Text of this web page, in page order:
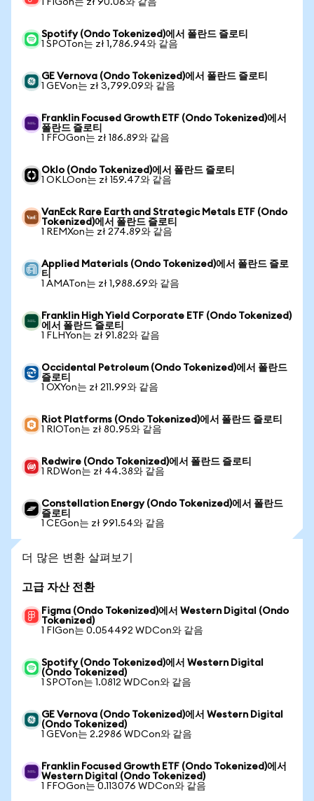
1 FIGon는 zł 90.06와 같음
Spotify (Ondo Tokenized)에서 폴란드 즐로티
1 SPOTon는 zł 1,786.94와 같음
GE Vernova (Ondo Tokenized)에서 폴란드 즐로티
1 GEVon는 zł 3,799.09와 같음
Franklin Focused Growth ETF (Ondo Tokenized)에서
폴란드 즐로티
1 FFOGon는 zł 186.89와 같음
Oklo (Ondo Tokenized)에서 폴란드 즐로티
1 OKLOon는 zł 159.47와 같음
VanEck Rare Earth and Strategic Metals ETF (Ondo
Tokenized)에서 폴란드 즐로티
1 REMXon는 zł 274.89와 같음
Applied Materials (Ondo Tokenized)에서 폴란드 즐로
티
1 AMATon는 zł 1,988.69와 같음
Franklin High Yield Corporate ETF (Ondo Tokenized)
에서 폴란드 즐로티
1 FLHYon는 zł 91.82와 같음
Occidental Petroleum (Ondo Tokenized)에서 폴란드
즐로티
1 OXYon는 zł 211.99와 같음
Riot Platforms (Ondo Tokenized)에서 폴란드 즐로티
1 RIOTon는 zł 80.95와 같음
Redwire (Ondo Tokenized)에서 폴란드 즐로티
1 RDWon는 zł 44.38와 같음
Constellation Energy (Ondo Tokenized)에서 폴란드
즐로티
1 CEGon는 zł 991.54와 같음
더 많은 변환 살펴보기
고급 자산 전환
Figma (Ondo Tokenized)에서 Western Digital (Ondo
Tokenized)
1 FIGon는 0.054492 WDCon와 같음
Spotify (Ondo Tokenized)에서 Western Digital
(Ondo Tokenized)
1 SPOTon는 1.0812 WDCon와 같음
GE Vernova (Ondo Tokenized)에서 Western Digital
(Ondo Tokenized)
1 GEVon는 2.2986 WDCon와 같음
Franklin Focused Growth ETF (Ondo Tokenized)에서
Western Digital (Ondo Tokenized)
1 FFOGon는 0.113076 WDCon와 같음